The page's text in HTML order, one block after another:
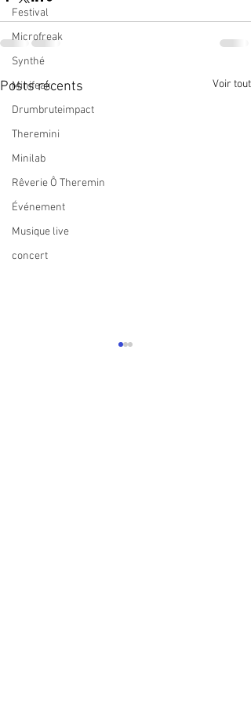
Festival
Microfreak
Synthé
Minifeak
Drumbruteimpact
Theremini
Minilab
Rêverie Ô Theremin
Événement
Musique live
concert
Posts récents Voir tout